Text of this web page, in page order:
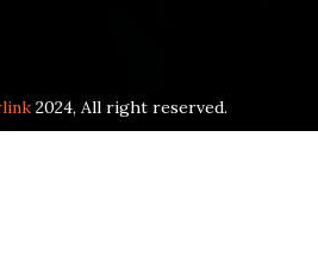
2024, All right reserved.